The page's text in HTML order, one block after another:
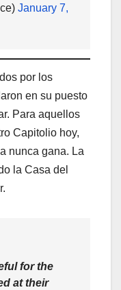
January 7,
por los
en su puesto
Para aquellos
Capitolio hoy,
nunca gana. La
la Casa del
for the
at their